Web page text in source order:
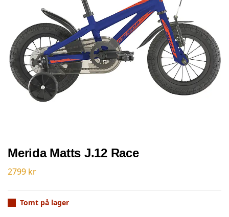
Merida Matts J.12 Race
2799 kr
Tomt på lager